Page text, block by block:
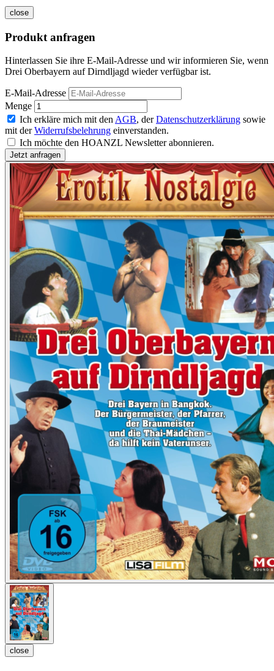
close
Produkt anfragen
Hinterlassen Sie ihre E-Mail-Adresse und wir informieren Sie, wenn
Drei Oberbayern auf Dirndljagd wieder verfügbar ist.
E-Mail-Adresse
Menge
Ich erkläre mich mit den AGB, derDatenschutzerklärung sowie
mit derWiderrufsbelehrung einverstanden.
Ich möchte den HOANZL Newsletter abonnieren.
close